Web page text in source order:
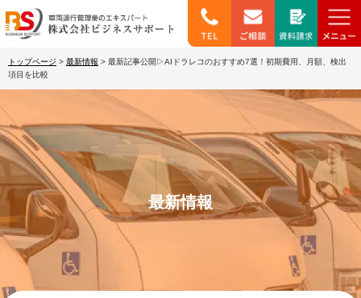
トップページ > 最新情報 > 最新記事公開▷AIドラレコのおすすめ7選！初期費用、月額、検出
項目を比較
最新情報